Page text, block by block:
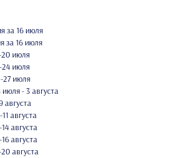
за 16 июля
за 16 июля
20 июля
24 июля
27 июля
- 3 августа
августа
августа
августа
августа
августа